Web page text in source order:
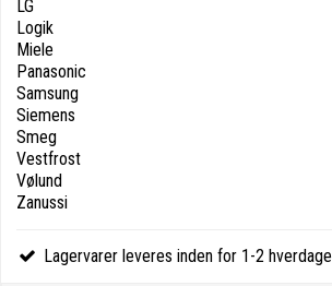
LG
Logik
Miele
Panasonic
Samsung
Siemens
Smeg
Vestfrost
Vølund
Zanussi
Lagervarer leveres inden for 1-2 hverdage